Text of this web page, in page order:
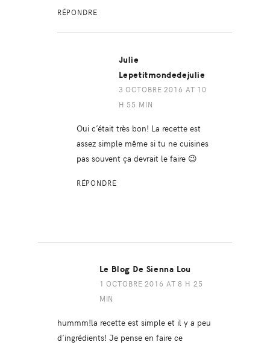
RÉPONDRE
Julie
Lepetitmondedejulie
3 OCTOBRE 2016 AT 10
H 55 MIN
Oui c’était très bon! La recette est
assez simple même si tu ne cuisines
pas souvent ça devrait le faire 😉
RÉPONDRE
Le Blog De Sienna Lou
1 OCTOBRE 2016 AT 8 H 25
MIN
hummm!la recette est simple et il y a peu
d’ingrédients! Je pense en faire ce